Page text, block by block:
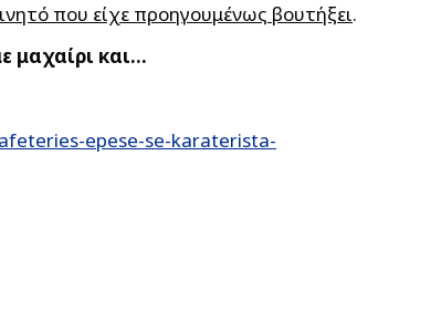
που είχε προηγουμένως βουτήξει.
μαχαίρι και…
epese-se-karaterista-